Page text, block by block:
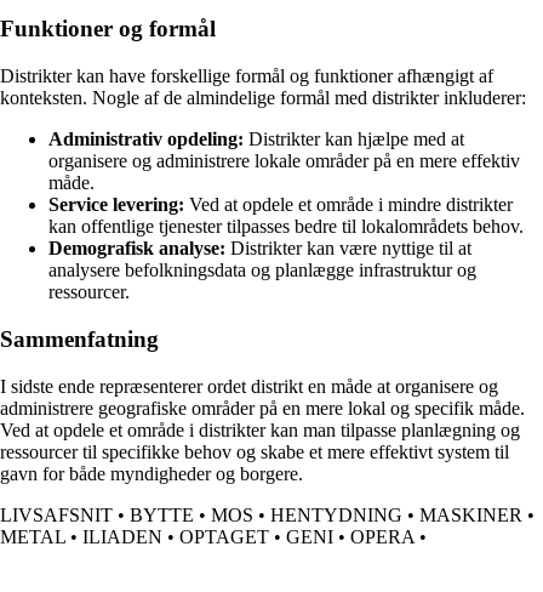
Funktioner og formål
Distrikter kan have forskellige formål og funktioner afhængigt af
konteksten. Nogle af de almindelige formål med distrikter inkluderer:
Administrativ opdeling: Distrikter kan hjælpe med at
organisere og administrere lokale områder på en mere effektiv
måde.
Service levering: Ved at opdele et område i mindre distrikter
kan offentlige tjenester tilpasses bedre til lokalområdets behov.
Demografisk analyse: Distrikter kan være nyttige til at
analysere befolkningsdata og planlægge infrastruktur og
ressourcer.
Sammenfatning
I sidste ende repræsenterer ordet distrikt en måde at organisere og
administrere geografiske områder på en mere lokal og specifik måde.
Ved at opdele et område i distrikter kan man tilpasse planlægning og
ressourcer til specifikke behov og skabe et mere effektivt system til
gavn for både myndigheder og borgere.
LIVSAFSNIT • BYTTE • MOS • HENTYDNING • MASKINER •
METAL • ILIADEN • OPTAGET • GENI • OPERA •